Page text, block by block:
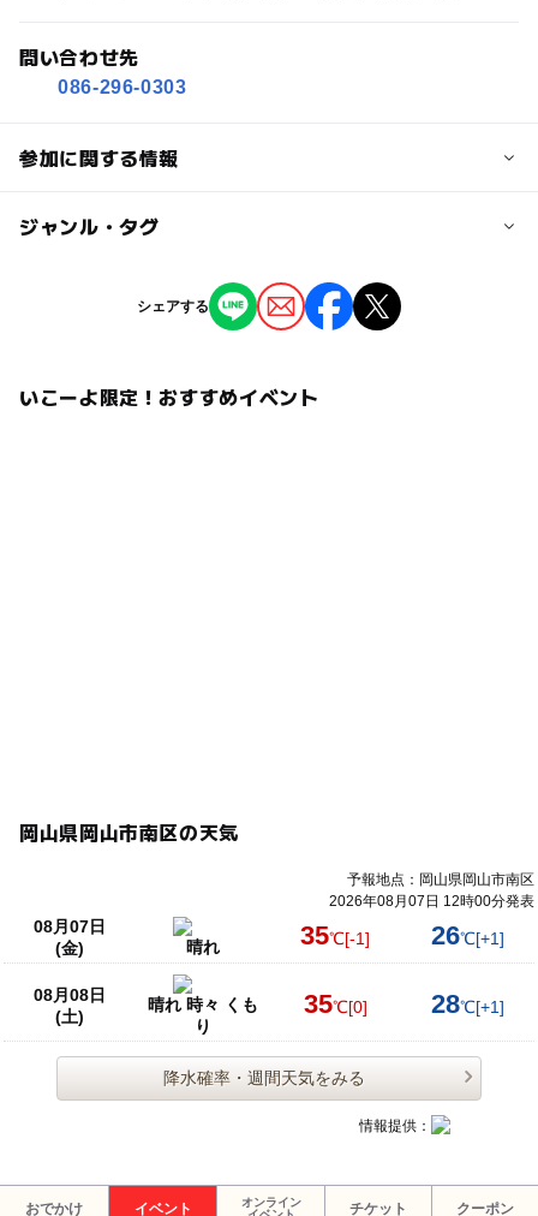
問い合わせ先
086-296-0303
参加に関する情報
対象年齢
注意・制限事項
ジャンル・タグ
ものづくり・学び体験
タグ
シェアする
いこーよ限定！おすすめイベント
岡山県岡山市南区の天気
予報地点：岡山県岡山市南区
2026年08月07日 12時00分発表
08月07日
(金)
晴れ 35℃[-1] 26℃[+1]
08月08日
(土)
晴れ 時々 くも
り
35℃[0] 28℃[+1]
降水確率・週間天気をみる
情報提供：
おでかけ イベント
オンライン
チケット クーポン